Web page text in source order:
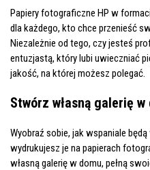
Papiery fotograficzne HP w
dla każdego, kto chce przenieść
Niezależnie od tego, czy jesteś
entuzjastą, który lubi uwieczniać
jakość, na której możesz polegać.
Stwórz własną galerię w
Wyobraź sobie, jak wspaniale
wydrukujesz je na papierach
własną galerię w domu, pełną